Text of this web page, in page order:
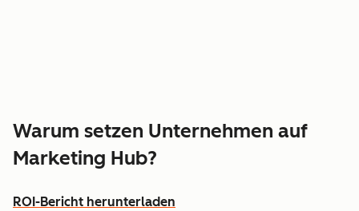
Warum setzen Unternehmen auf
Marketing Hub?
ROI-Bericht herunterladen